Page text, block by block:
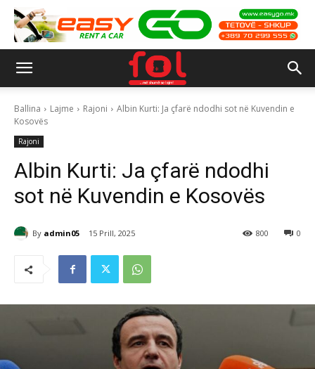
Ballina Lajme Rajoni
Albin Kurti: Ja çfarë ndodhi sot në Kuvendin e
Kosovës
Rajoni
Albin Kurti: Ja çfarë ndodhi
sot në Kuvendin e Kosovës
By admin05 15 Prill, 2025 0
800